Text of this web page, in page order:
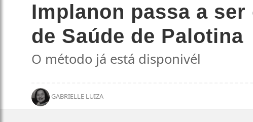
Implanon passa a
de Saúde de Palotina
O método já está disponivél
GABRIELLE LUIZA